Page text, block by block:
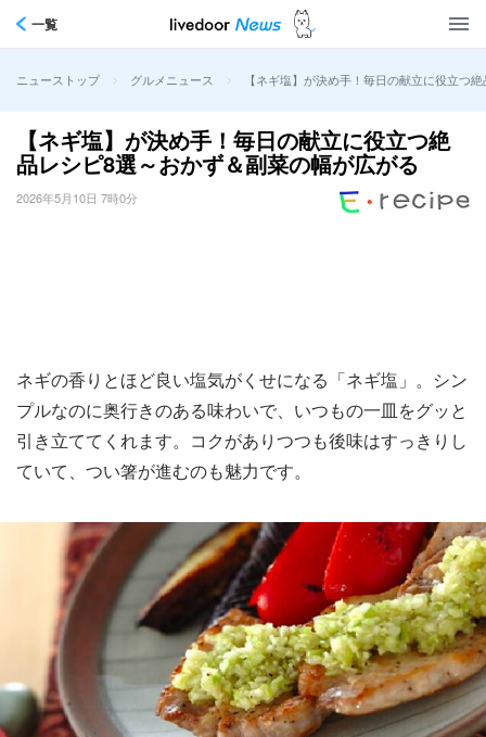
一覧
ニューストップ > グルメニュース > 【ネギ塩】が決め手！毎日の献立に役立つ
【ネギ塩】が決め手！毎日の献立に役立つ絶
品レシピ8選～おかず＆副菜の幅が広がる
2026年5月10日 7時0分
ネギの香りとほど良い塩気がくせになる「ネギ塩」。シン
プルなのに奥行きのある味わいで、いつもの一皿をグッと
引き立ててくれます。コクがありつつも後味はすっきりし
ていて、つい箸が進むのも魅力です。